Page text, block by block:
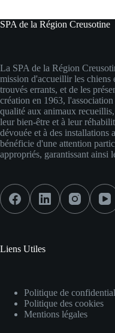
SPA de la Région Creusotine
La SPA de la Région
mission d'accueillir les chiens
trouvés errants, et de les
création en 1963,
qualité aux animaux
leur bien-être et à leur
dévouée et à des installations
bénéficie d'une attention
appropriés, garantissant ainsi
Liens Utiles
Politique de
Politique des cookies
Mentions légales